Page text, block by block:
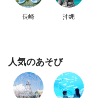
長崎 沖縄
人気のあそび